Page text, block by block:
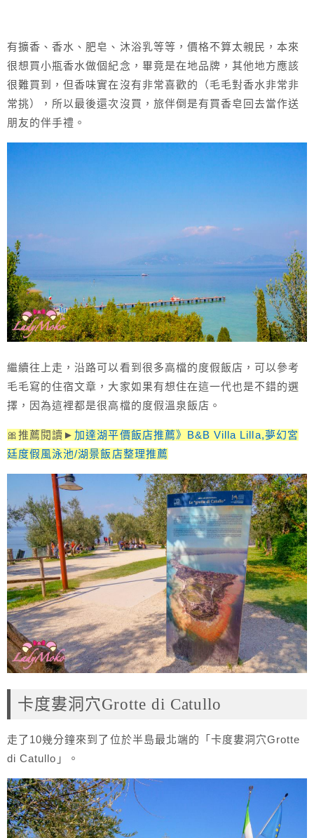
有擴香、香水、肥皂、沐浴乳等等，價格不算太親民，本來
很想買小瓶香水做個紀念，畢竟是在地品牌，其他地方應該
很難買到，但香味實在沒有非常喜歡的（毛毛對香水非常非
常挑），所以最後還次沒買，旅伴倒是有買香皂回去當作送
朋友的伴手禮。
繼續往上走，沿路可以看到很多高檔的度假飯店，可以參考
毛毛寫的住宿文章，大家如果有想住在這一代也是不錯的選
擇，因為這裡都是很高檔的度假溫泉飯店。
🎀推薦閱讀►加達湖平價飯店推薦》B&B Villa Lilla,夢幻宮
廷度假風泳池/湖景飯店整理推薦
卡度婁洞穴Grotte di Catullo
走了10幾分鐘來到了位於半島最北端的「卡度婁洞穴Grotte
di Catullo」。